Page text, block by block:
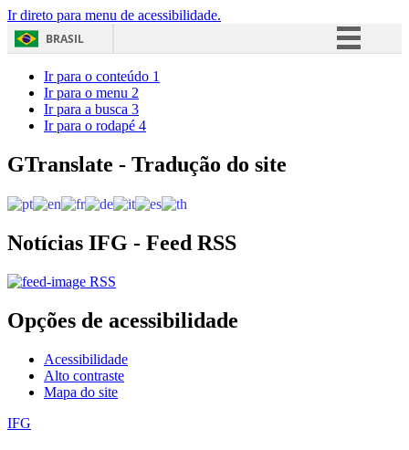
Ir direto para menu de acessibilidade.
BRASIL
Acesso à informação
Ir para o conteúdo 1
Ir para o menu 2
Ir para a busca 3
Ir para o rodapé 4
GTranslate - Tradução do site
Notícias IFG - Feed RSS
RSS
Opções de acessibilidade
Acessibilidade
Alto contraste
Mapa do site
IFG